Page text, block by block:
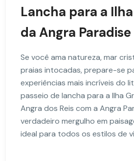
Lancha para a
da Angra
Se você ama natureza, mar
praias intocadas, prepare-se
experiências mais incríveis do
passeio de lancha para a Ilha
Angra dos Reis com a Angra
verdadeiro mergulho em
ideal para todos os estilos de